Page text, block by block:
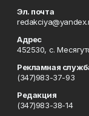
Эл. почта
Адрес
452530, с.
Рекламная
(347)983-37-93
Редакция
(347)983-38-14